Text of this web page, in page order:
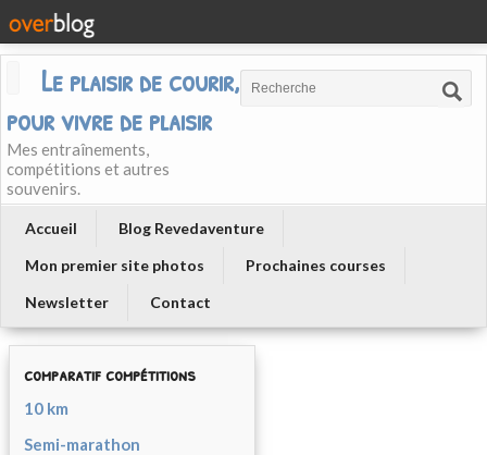
Le plaisir de courir, courir
pour vivre de plaisir
Mes entraînements,
compétitions et autres
souvenirs.
Accueil
Blog Revedaventure
Mon premier site photos
Prochaines courses
Newsletter
Contact
comparatif compétitions
10 km
Semi-marathon